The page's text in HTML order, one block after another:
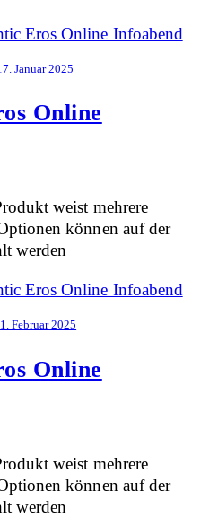
Januar 2025
Online
weist mehrere
können auf der
werden
Februar 2025
Online
weist mehrere
können auf der
werden